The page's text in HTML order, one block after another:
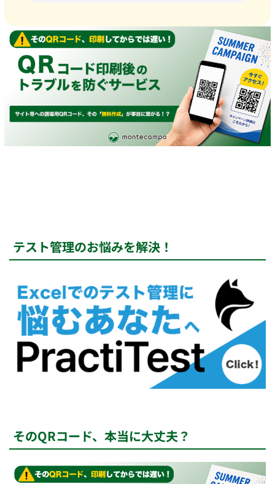
テスト管理のお悩みを解決！
そのQRコード、本当に大丈夫？